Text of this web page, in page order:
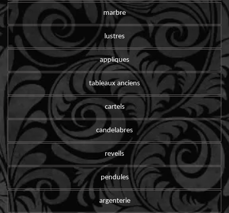
marbre
lustres
appliques
tableaux anciens
cartels
candelabres
reveils
pendules
argenterie